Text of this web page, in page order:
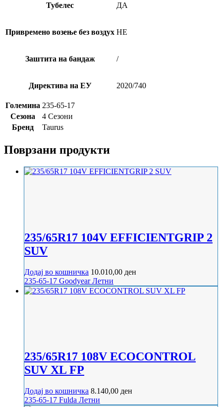
Тубелес ДА
Привремено возење без воздух НЕ
Заштита на бандаж /
Директива на ЕУ 2020/740
Големина 235-65-17
Сезона
4 Сезони
Бренд
Taurus
Поврзани продукти
235/65R17 104V EFFICIENTGRIP 2
SUV
Додај во кошничка 10.010,00 ден
235-65-17 GoodyearЛетни
235/65R17 108V ECOCONTROL
SUV XL FP
Додај во кошничка 8.140,00 ден
235-65-17 Fulda Летни